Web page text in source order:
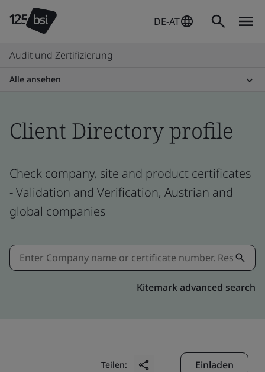
DE-AT
Audit und Zertifizierung
Alle ansehen
Client Directory profile
Check company, site and product certificates
- Validation and Verification, Austrian and
global companies
Kitemark advanced search
Teilen: Einladen